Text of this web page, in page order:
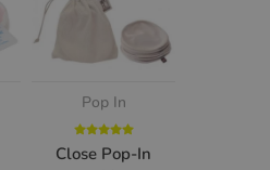
Pop In
Close Pop-In